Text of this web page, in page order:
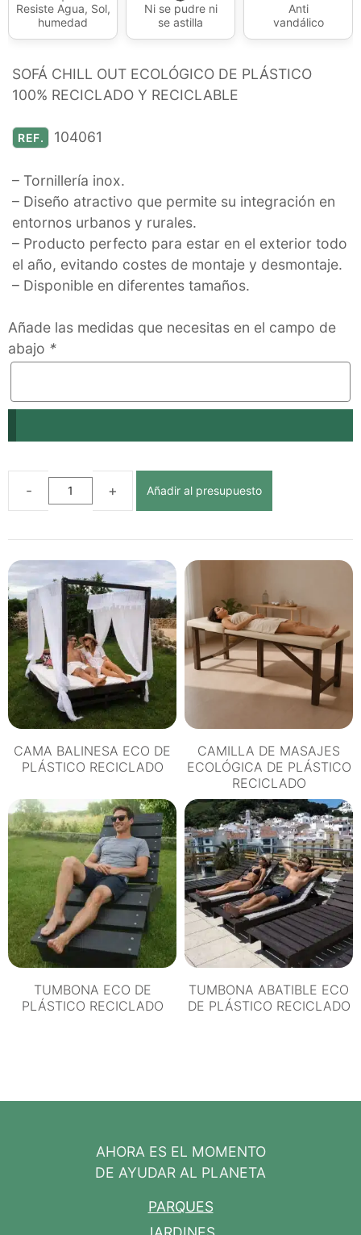
Resiste Agua, Sol,
humedad
Ni se pudre ni
se astilla
Anti
vandálico
SOFÁ CHILL OUT ECOLÓGICO DE PLÁSTICO
100% RECICLADO Y RECICLABLE
REF. 104061
– Tornillería inox.
– Diseño atractivo que permite su integración en
entornos urbanos y rurales.
– Producto perfecto para estar en el exterior todo
el año, evitando costes de montaje y desmontaje.
– Disponible en diferentes tamaños.
Añade las medidas que necesitas en el campo de
abajo *
SOFÁ
OUT
ECOLÓGICO
DE
PLÁSTICO
RECICLADO
cantidad
Añadir al presupuesto
CAMA BALINESA ECO DE
PLÁSTICO RECICLADO
CAMILLA DE MASAJES
ECOLÓGICA DE PLÁSTICO
RECICLADO
TUMBONA ECO DE
PLÁSTICO RECICLADO
TUMBONA ABATIBLE ECO
DE PLÁSTICO RECICLADO
AHORA ES EL MOMENTO
DE AYUDAR AL PLANETA
PARQUES